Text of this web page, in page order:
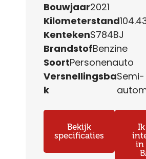
Bouwjaar2021
Kilometerstand
KentekenS784BJ
BrandstofBenzine
SoortPersonenauto
Versnellingsba
k
Semi-
Bekijk
specificaties
in